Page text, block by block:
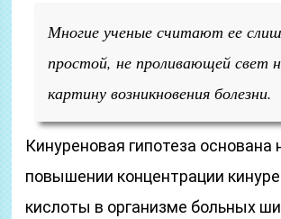
Многие ученые считают ее
простой, не проливающей свет
картину возникновения болезни.
Кинуреновая гипотеза основана
повышении концентрации
кислоты в организме больных